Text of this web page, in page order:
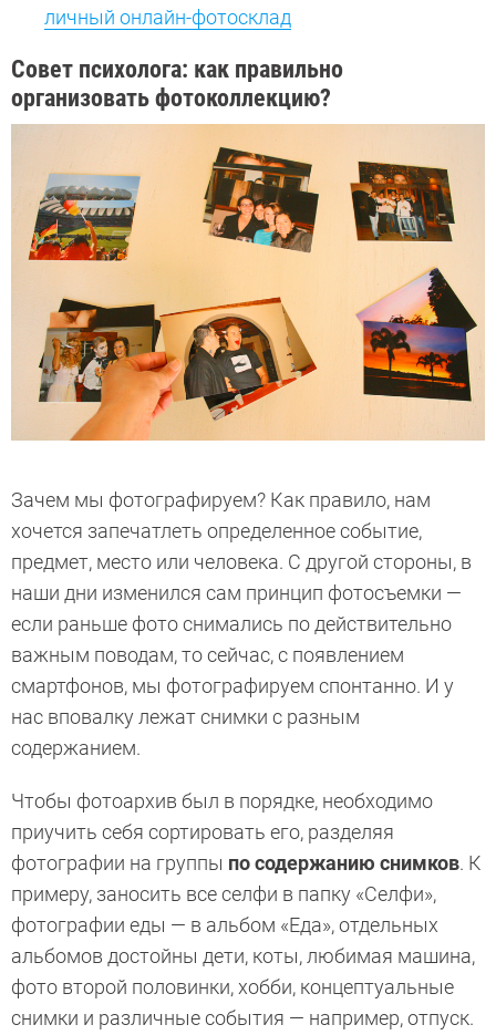
личный онлайн-фотосклад
Совет психолога: как правильно
организовать фотоколлекцию?
Зачем мы фотографируем? Как правило, нам
хочется запечатлеть определенное событие,
предмет, место или человека. С другой стороны, в
наши дни изменился сам принцип фотосъемки —
если раньше фото снимались по действительно
важным поводам, то сейчас, с появлением
смартфонов, мы фотографируем спонтанно. И у
нас вповалку лежат снимки с разным
содержанием.
Чтобы фотоархив был в порядке, необходимо
приучить себя сортировать его, разделяя
фотографии на группы по содержанию снимков. К
примеру, заносить все селфи в папку «Селфи»,
фотографии еды — в альбом «Еда», отдельных
альбомов достойны дети, коты, любимая машина,
фото второй половинки, хобби, концептуальные
снимки и различные события — например, отпуск.